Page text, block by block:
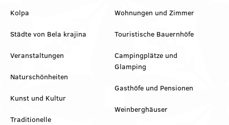
Kolpa
Städte von Bela krajina
Veranstaltungen
Naturschönheiten
Kunst und Kultur
Traditionelle
Wohnungen und Zimmer
Touristische Bauernhöfe
Campingplätze und
Glamping
Gasthöfe und Pensionen
Weinberghäuser